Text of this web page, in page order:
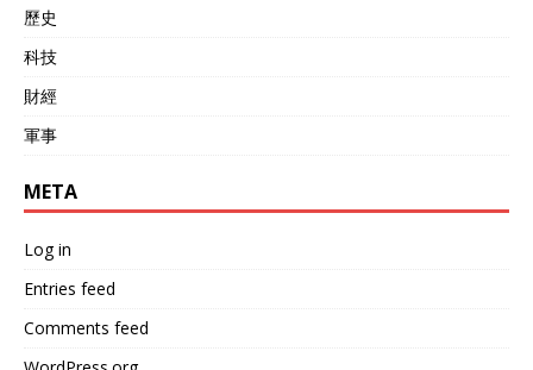
歷史
科技
財經
軍事
META
Log in
Entries feed
Comments feed